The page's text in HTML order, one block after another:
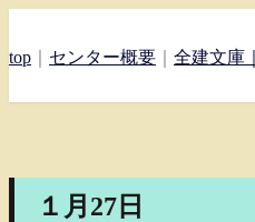
top センター概要 全建文庫｜
１月27日